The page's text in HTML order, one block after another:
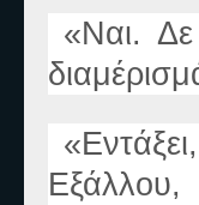
«Ναι.
«
Ε